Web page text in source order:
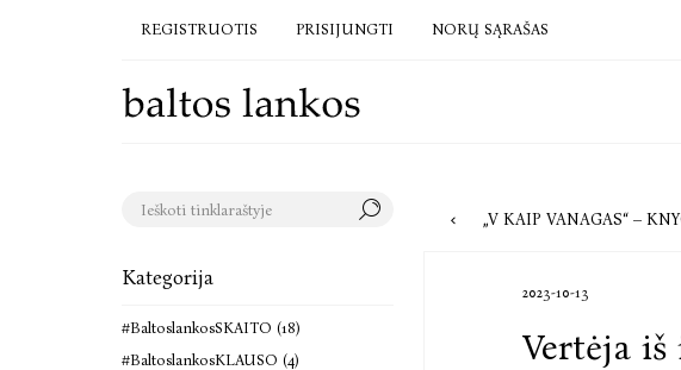
REGISTRUOTIS PRISIJUNGTI NORŲ SĄRAŠAS
„V KAIP VANAGAS“ – KNYGA APIE
2023-10-13
Vertėja
Kategorija
#BaltoslankosSKAITO (18)
#BaltoslankosKLAUSO (4)